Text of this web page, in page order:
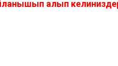
алып